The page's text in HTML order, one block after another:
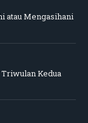
atau Mengasihani
Kedua